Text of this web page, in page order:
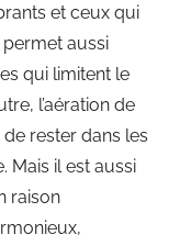
et ceux qui
permet aussi
qui limitent le
l’aération de
rester dans les
Mais il est aussi
raison